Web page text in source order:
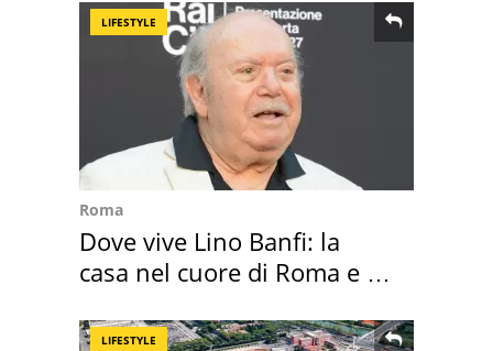
LIFESTYLE
Roma
Dove vive Lino Banfi: la
casa nel cuore di Roma e i
LIFESTYLE